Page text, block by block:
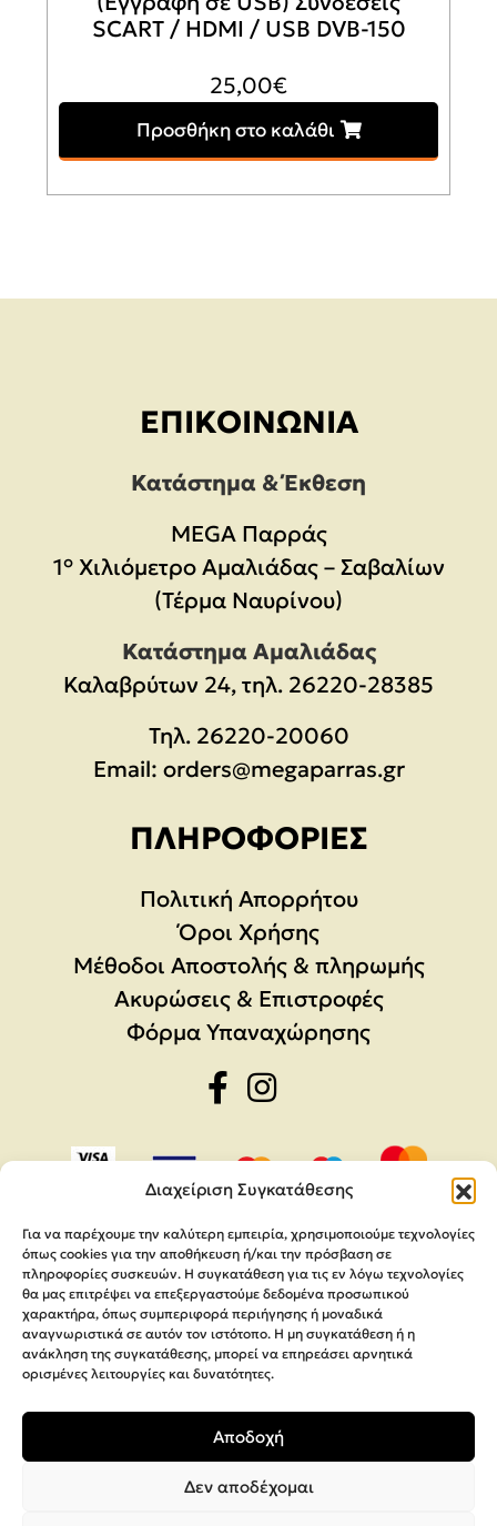
Διαχείριση Συγκατάθεσης
Για να παρέχουμε την καλύτερη εμπειρία, χρησιμοποιούμε τεχνολογίες
όπως cookies για την αποθήκευση ή/και την πρόσβαση σε
πληροφορίες συσκευών. Η συγκατάθεση για τις εν λόγω τεχνολογίες
θα μας επιτρέψει να επεξεργαστούμε δεδομένα προσωπικού
χαρακτήρα, όπως συμπεριφορά περιήγησης ή μοναδικά
αναγνωριστικά σε αυτόν τον ιστότοπο. Η μη συγκατάθεση ή η
ανάκληση της συγκατάθεσης, μπορεί να επηρεάσει αρνητικά
ορισμένες λειτουργίες και δυνατότητες.
Αποδοχή
Δεν αποδέχομαι
SCART / HDMI / USB DVB-150
25,00€
Προσθήκη στο καλάθι
ΕΠΙΚΟΙΝΩΝΊΑ
Κατάστημα & Έκθεση
MEGA Παρράς
1° Χιλιόμετρο Αμαλιάδας – Σαβαλίων
(Τέρμα Ναυρίνου)
Κατάστημα Αμαλιάδας
Καλαβρύτων 24, τηλ. 26220-28385
Τηλ. 26220-20060
Email: orders@megaparras.gr
ΠΛΗΡΟΦΟΡΊΕΣ
Πολιτική Απορρήτου
Όροι Χρήσης
Μέθοδοι Αποστολής & πληρωμής
Ακυρώσεις & Επιστροφές
Φόρμα Υπαναχώρησης
MEGA Parras
Interactive Net Solutions